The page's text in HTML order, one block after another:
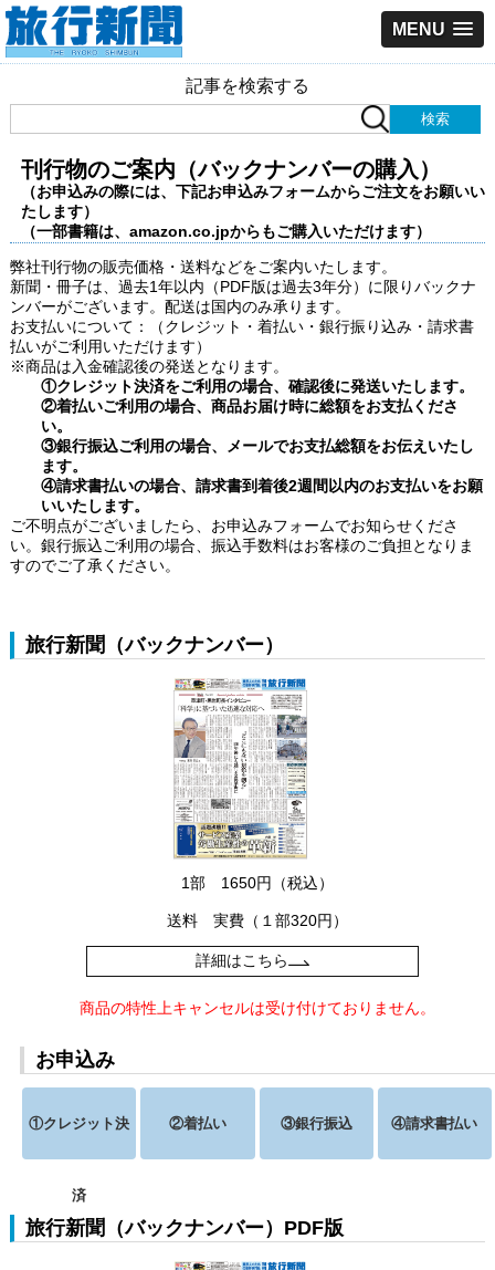
MENU
記事を検索する
刊行物のご案内（バックナンバーの購入）
（お申込みの際には、下記お申込みフォームからご注文をお願いい
たします）
（一部書籍は、amazon.co.jpからもご購入いただけます）
弊社刊行物の販売価格・送料などをご案内いたします。
新聞・冊子は、過去1年以内（PDF版は過去3年分）に限りバックナ
ンバーがございます。配送は国内のみ承ります。
お支払いについて：（クレジット・着払い・銀行振り込み・請求書
払いがご利用いただけます）
※商品は入金確認後の発送となります。
①クレジット決済をご利用の場合、確認後に発送いたします。
②着払いご利用の場合、商品お届け時に総額をお支払くださ
い。
③銀行振込ご利用の場合、メールでお支払総額をお伝えいたし
ます。
④請求書払いの場合、請求書到着後2週間以内のお支払いをお願
いいたします。
ご不明点がございましたら、お申込みフォームでお知らせくださ
い。銀行振込ご利用の場合、振込手数料はお客様のご負担となりま
すのでご了承ください。
旅行新聞（バックナンバー）
1部 1650円（税込）
送料 実費（１部320円）
詳細はこちら
商品の特性上キャンセルは受け付けておりません。
お申込み
①クレジット決
済
②着払い ③銀行振込 ④請求書払い
旅行新聞（バックナンバー）PDF版